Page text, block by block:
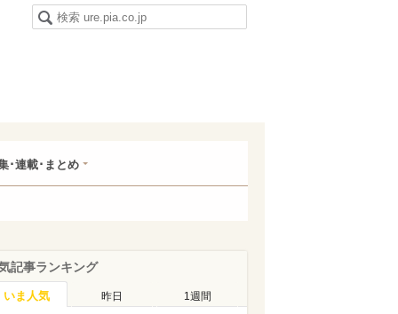
･連載･まとめ
記事ランキング
いま人気 昨日 1週間